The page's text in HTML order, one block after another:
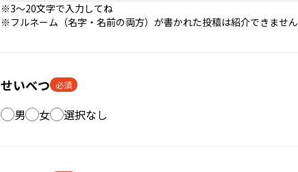
※3〜20文字で入力してね
※フルネーム（名字・名前の両方）が書かれた投稿は紹介できません
せいべつ 必須
男 女 選択なし